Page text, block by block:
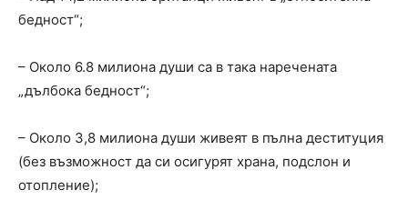
бедност“;
– Около 6.8 милиона души са в така наречената
„дълбока бедност“;
– Около 3,8 милиона души живеят в пълна деституция
(без възможност да си осигурят храна, подслон и
отопление);